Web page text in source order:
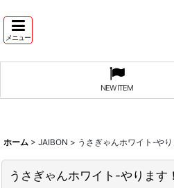
メニュー
NEW ITEM
ホーム > JAIBON > うさぎゃんホワイト-や
うさぎゃんホワイト-やりま